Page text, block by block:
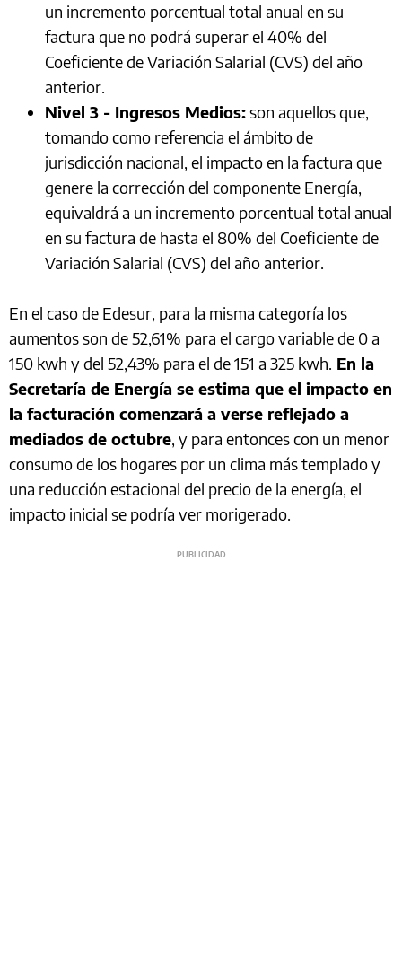
un incremento porcentual total anual en su
factura que no podrá superar el 40% del
Coeficiente de Variación Salarial (CVS) del año
anterior.
Nivel 3 - Ingresos Medios:son aquellos que,
tomando como referencia el ámbito de
jurisdicción nacional, el impacto en la factura que
genere la corrección del componente Energía,
equivaldrá a un incremento porcentual total anual
en su factura de hasta el 80% del Coeficiente de
Variación Salarial (CVS) del año anterior.
En el caso de Edesur, para la misma categoría los
aumentos son de 52,61% para el cargo variable de 0 a
150 kwh y del 52,43% para el de 151 a 325 kwh. En la
Secretaría de Energía se estima que el impacto en
la facturación comenzará a verse reflejado a
mediados de octubre, y para entonces con un menor
consumo de los hogares por un clima más templado y
una reducción estacional del precio de la energía, el
impacto inicial se podría ver morigerado.